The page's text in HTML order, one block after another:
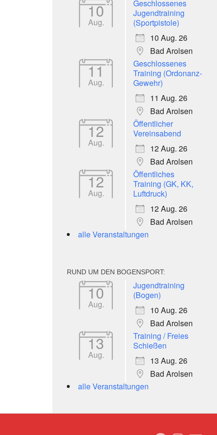
10
Aug.
Geschlossenes
Jugendtraining
(Sportpistole)
10 Aug. 26
Bad Arolsen
11
Aug.
Geschlossenes
Training (Ordonanz-
Gewehr)
11 Aug. 26
Bad Arolsen
12
Aug.
Öffentlicher
Vereinsabend
12 Aug. 26
Bad Arolsen
12
Aug.
Öffentliches
Training (GK, KK,
Luftdruck)
12 Aug. 26
Bad Arolsen
alle Veranstaltungen
RUND UM DEN BOGENSPORT:
10
Aug.
Jugendtraining
(Bogen)
10 Aug. 26
Bad Arolsen
13
Aug.
Training / Freies
Schießen
13 Aug. 26
Bad Arolsen
alle Veranstaltungen